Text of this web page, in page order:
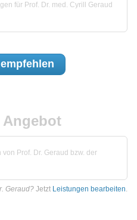
für Prof. Dr. med. Cyrill Geraud
empfehlen
Angebot
Prof. Dr. Geraud bzw. der
Geraud? Jetzt Leistungen bearbeiten.